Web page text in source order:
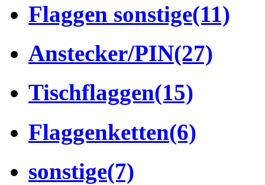
Flaggen sonstige(11)
Anstecker/PIN(27)
Tischflaggen(15)
Flaggenketten(6)
sonstige(7)